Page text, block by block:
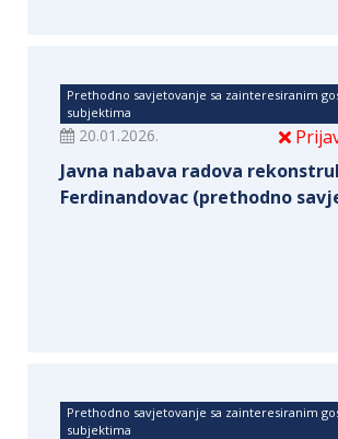
Prethodno savjetovanje sa zainteresiranim
subjektima
20.01.2026.
Javna nabava radova
Ferdinandovac (prethodno
Prethodno savjetovanje sa zainteresiranim
subjektima